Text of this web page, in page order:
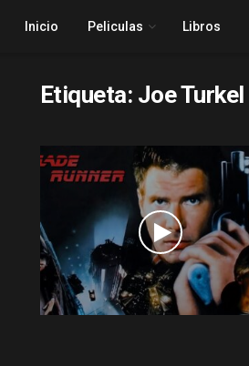
Inicio Peliculas Libros
Etiqueta: Joe Turkel